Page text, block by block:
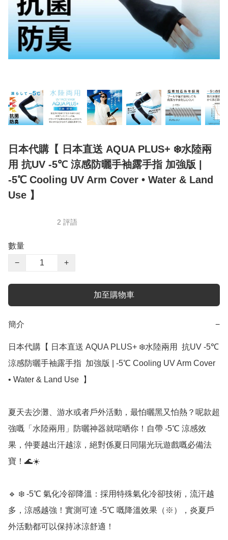
日本代購【 日本直送 AQUA PLUS+ ❄️水陸兩
用 抗UV -5℃ 涼感防曬手袖露手指 加強版 |
-5℃ Cooling UV Arm Cover • Water & Land
Use 】
2 評語
數量
−
+
加至購物車
簡介 −
日本代購【 日本直送 AQUA PLUS+ ❄️水陸兩用  抗UV -5℃
涼感防曬手袖露手指  加強版 | -5℃ Cooling UV Arm Cover
• Water & Land Use  】
夏天去沙灘、游水或者戶外活動，最怕曬黑又怕熱？呢款超
強嘅「水陸兩用」防曬神器就啱晒你！自帶 -5℃ 涼感效
果，仲要越出汗越涼，絕對係夏日同陽光玩遊戲嘅必備法
寶！🌊☀️
🔹 ❄️ -5℃ 氣化冷卻降溫：採用特殊氣化冷卻技術，流汗越
多，涼感越強！實測可達 -5℃ 嘅降溫效果（※），炎夏戶
外活動都可以保持冰涼舒適！